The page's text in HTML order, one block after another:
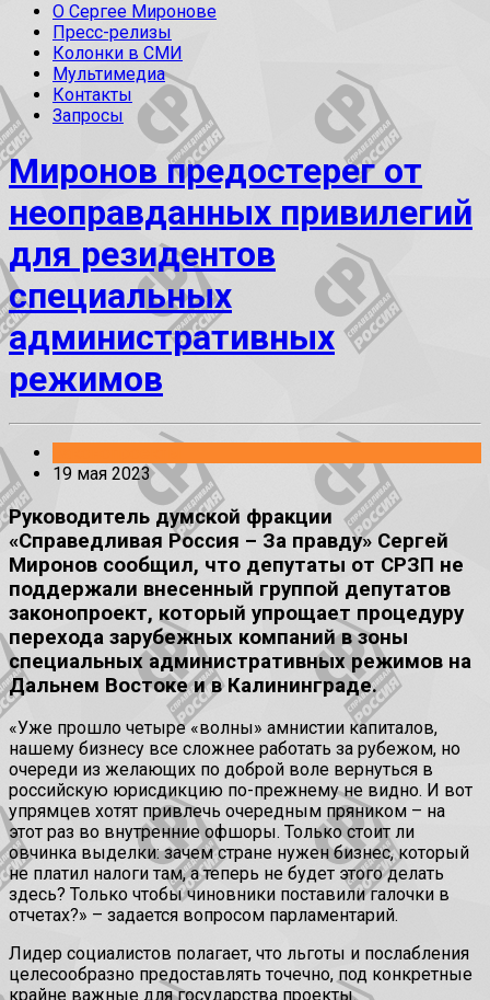
О Сергее Миронове
Пресс-релизы
Колонки в СМИ
Мультимедиа
Контакты
Запросы
Миронов предостерег от
неоправданных привилегий
для резидентов
специальных
административных
режимов
19 мая 2023
Руководитель думской фракции
«Справедливая Россия – За правду» Сергей
Миронов сообщил, что депутаты от СРЗП не
поддержали внесенный группой депутатов
законопроект, который упрощает процедуру
перехода зарубежных компаний в зоны
специальных административных режимов на
Дальнем Востоке и в Калининграде.
«Уже прошло четыре «волны» амнистии капиталов,
нашему бизнесу все сложнее работать за рубежом, но
очереди из желающих по доброй воле вернуться в
российскую юрисдикцию по-прежнему не видно. И вот
упрямцев хотят привлечь очередным пряником – на
этот раз во внутренние офшоры. Только стоит ли
овчинка выделки: зачем стране нужен бизнес, который
не платил налоги там, а теперь не будет этого делать
здесь? Только чтобы чиновники поставили галочки в
отчетах?» – задается вопросом парламентарий.
Лидер социалистов полагает, что льготы и послабления
целесообразно предоставлять точечно, под конкретные
крайне важные для государства проекты.